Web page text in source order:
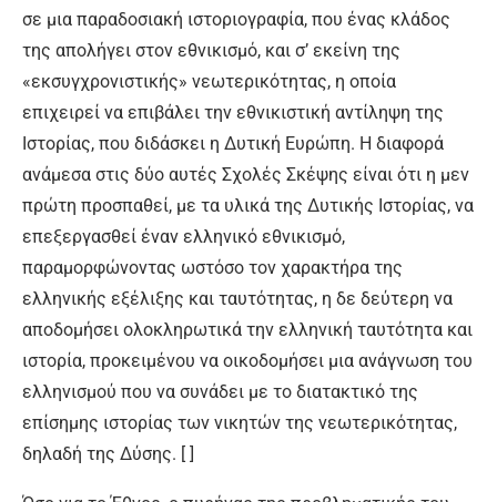
σε μια παραδοσιακή ιστοριογραφία, που ένας κλάδος
της απολήγει στον εθνικισμό, και σ’ εκείνη της
«εκσυγχρονιστικής» νεωτερικότητας, η οποία
επιχειρεί να επιβάλει την εθνικιστική αντίληψη της
Ιστορίας, που διδάσκει η Δυτική Ευρώπη. Η διαφορά
ανάμεσα στις δύο αυτές Σχολές Σκέψης είναι ότι η μεν
πρώτη προσπαθεί, με τα υλικά της Δυτικής Ιστορίας, να
επεξεργασθεί έναν ελληνικό εθνικισμό,
παραμορφώνοντας ωστόσο τον χαρακτήρα της
ελληνικής εξέλιξης και ταυτότητας, η δε δεύτερη να
αποδομήσει ολοκληρωτικά την ελληνική ταυτότητα και
ιστορία, προκειμένου να οικοδομήσει μια ανάγνωση του
ελληνισμού που να συνάδει με το διατακτικό της
επίσημης ιστορίας των νικητών της νεωτερικότητας,
δηλαδή της Δύσης. [ ]